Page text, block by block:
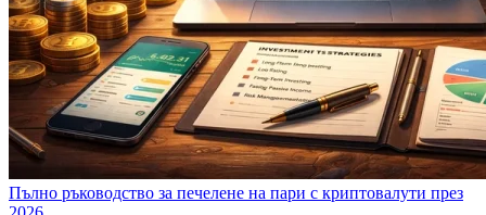
Пълно ръководство за печелене на пари с криптовалути през